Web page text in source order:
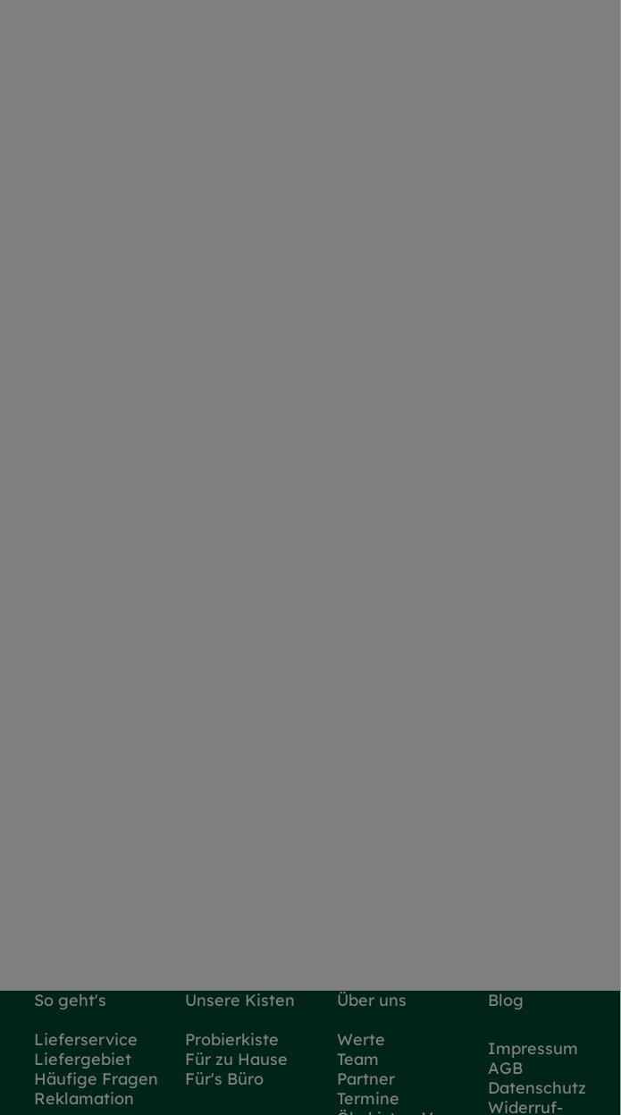
So geht's
Lieferservice
Liefergebiet
Häufige Fragen
Reklamation
Unsere Kisten
Probierkiste
Für zu Hause
Für's Büro
Über uns
Werte
Team
Partner
Termine
Blog
Impressum
AGB
Datenschutz
Widerruf-